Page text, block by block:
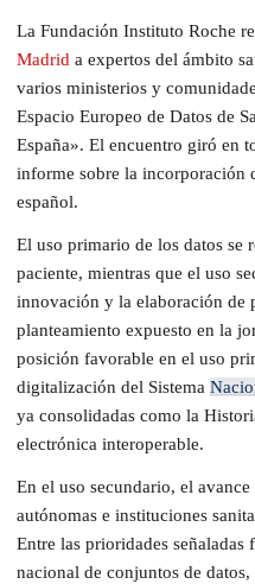
La Fundación Instituto Roche
Madrid a expertos del ámbito
varios ministerios y
Espacio Europeo de Datos de
España». El encuentro giró en
informe sobre la incorporación
español.
El uso primario de los datos se
paciente, mientras que el uso
innovación y la elaboración de
planteamiento expuesto en la
posición favorable en el uso
digitalización del Sistema
ya consolidadas como la
electrónica interoperable.
En el uso secundario, el
autónomas e instituciones
Entre las prioridades
nacional de conjuntos de